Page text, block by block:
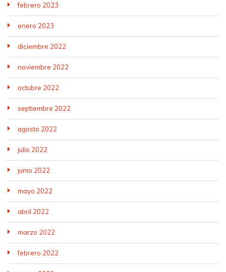
febrero 2023
enero 2023
diciembre 2022
noviembre 2022
octubre 2022
septiembre 2022
agosto 2022
julio 2022
junio 2022
mayo 2022
abril 2022
marzo 2022
febrero 2022